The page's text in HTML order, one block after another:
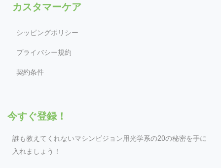
カスタマーケア
シッピングポリシー
プライバシー規約
契約条件
今すぐ登録！
誰も教えてくれないマシンビジョン用光学系の20の秘密を手に
入れましょう！